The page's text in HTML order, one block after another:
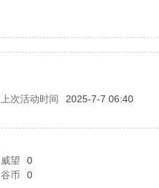
上次活动时间
2025-7-7 06:40
威望
0
谷币 0